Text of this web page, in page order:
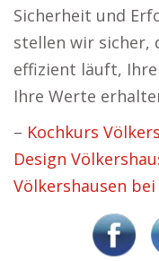
Sicherheit und
stellen wir sicher,
effizient läuft,
Ihre Werte
– Kochkurs
Design
Völkershausen bei